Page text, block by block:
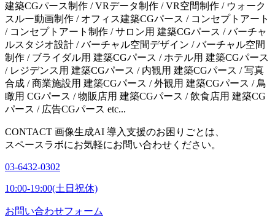
建築CGパース制作 / VRデータ制作 / VR空間制作 / ウォーク
スルー動画制作 / オフィス建築CGパース / コンセプトアート
/ コンセプトアート制作 / サロン用 建築CGパース / バーチャ
ルスタジオ設計 / バーチャル空間デザイン / バーチャル空間
制作 / ブライダル用 建築CGパース / ホテル用 建築CGパース
/ レジデンス用 建築CGパース / 内観用 建築CGパース / 写真
合成 / 商業施設用 建築CGパース / 外観用 建築CGパース / 鳥
瞰用 CGパース / 物販店用 建築CGパース / 飲食店用 建築CG
パース / 広告CGパース etc...
CONTACT 画像生成AI 導入支援のお困りごとは、
スペースラボにお気軽にお問い合わせください。
03-6432-0302
10:00-19:00(土日祝休)
お問い合わせフォーム